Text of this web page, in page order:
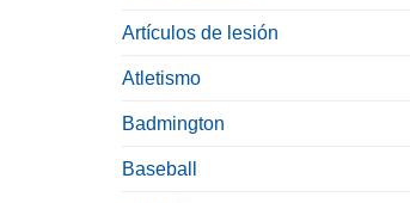
Artículos de lesión
Atletismo
Badmington
Baseball